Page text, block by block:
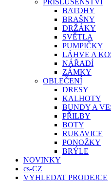
PŘÍSLUŠENSTVÍ
BATOHY
BRAŠNY
DRŽÁKY
SVĚTLA
PUMPIČKY
LÁHVE A
NÁŘADÍ
ZÁMKY
OBLEČENÍ
DRESY
KALHOTY
BUNDY A
PŘILBY
BOTY
RUKAVICE
PONOŽKY
BRÝLE
NOVINKY
cs-CZ
VYHLEDAT PRODEJCE